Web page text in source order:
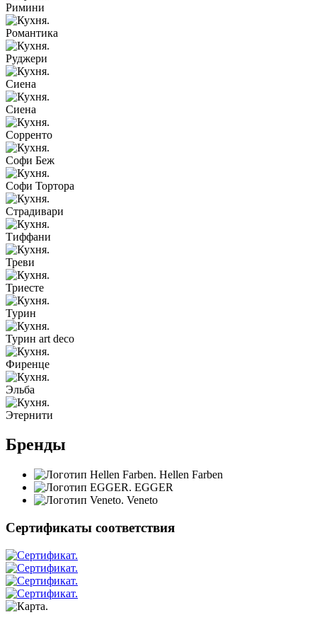
Римини
Романтика
Руджери
Сиена
Сиена
Сорренто
Софи Беж
Софи Тортора
Страдивари
Тиффани
Треви
Триесте
Турин
Турин art deco
Фиренце
Эльба
Этернити
Бренды
Hellen Farben
EGGER
Veneto
Сертификаты соответствия